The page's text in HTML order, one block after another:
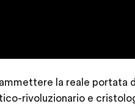
la reale portata
rivoluzionario e